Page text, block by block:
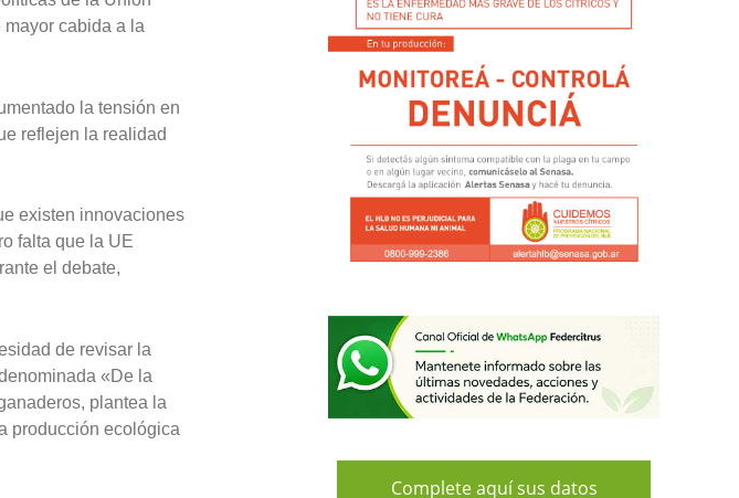
cabida a la
la tensión en
reflejen la realidad
existen innovaciones
falta que la UE
el debate,
de revisar la
«De la
plantea la
producción ecológica